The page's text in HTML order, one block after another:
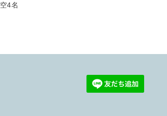
空4名